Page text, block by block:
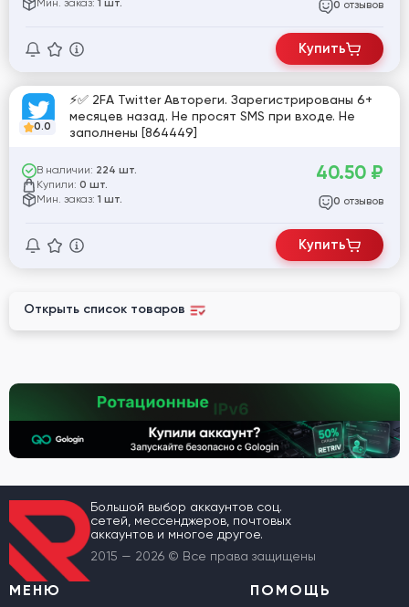
Мин. заказ: 1 шт. 0 отзывов
Купить
0.0
⚡️✅ 2FA Twitter Автореги. Зарегистрированы 6+
месяцев назад. Не просят SMS при входе. Не
заполнены [864449]
В наличии: 224 шт.
Купили: 0 шт.
Мин. заказ: 1 шт.
40.50 ₽
0 отзывов
Купить
Открыть список товаров
Большой выбор аккаунтов соц.
сетей, мессенджеров, почтовых
аккаунтов и многое другое.
2015 — 2026 © Все права защищены
МЕНЮ ПОМОЩЬ